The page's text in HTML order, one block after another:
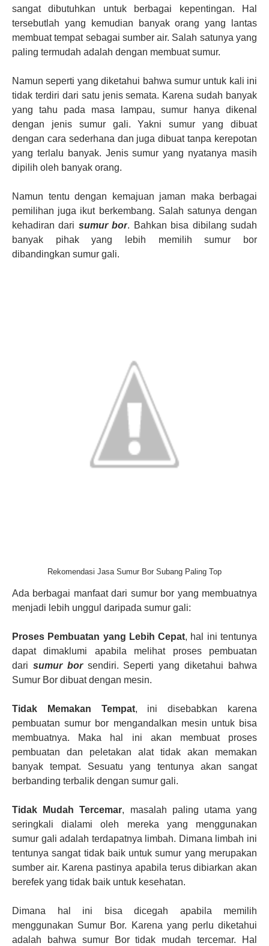
sangat dibutuhkan untuk berbagai kepentingan. Hal
tersebutlah yang kemudian banyak orang yang lantas
membuat tempat sebagai sumber air. Salah satunya yang
paling termudah adalah dengan membuat sumur.
Namun seperti yang diketahui bahwa sumur untuk kali ini
tidak terdiri dari satu jenis semata. Karena sudah banyak
yang tahu pada masa lampau, sumur hanya dikenal
dengan jenis sumur gali. Yakni sumur yang dibuat
dengan cara sederhana dan juga dibuat tanpa kerepotan
yang terlalu banyak. Jenis sumur yang nyatanya masih
dipilih oleh banyak orang.
Namun tentu dengan kemajuan jaman maka berbagai
pemilihan juga ikut berkembang. Salah satunya dengan
kehadiran dari sumur bor. Bahkan bisa dibilang sudah
banyak pihak yang lebih memilih sumur bor
dibandingkan sumur gali.
Rekomendasi Jasa Sumur Bor Subang Paling Top
Ada berbagai manfaat dari sumur bor yang membuatnya
menjadi lebih unggul daripada sumur gali:
Proses Pembuatan yang Lebih Cepat, hal ini tentunya
dapat dimaklumi apabila melihat proses pembuatan
dari sumur bor sendiri. Seperti yang diketahui bahwa
Sumur Bor dibuat dengan mesin.
Tidak Memakan Tempat, ini disebabkan karena
pembuatan sumur bor mengandalkan mesin untuk bisa
membuatnya. Maka hal ini akan membuat proses
pembuatan dan peletakan alat tidak akan memakan
banyak tempat. Sesuatu yang tentunya akan sangat
berbanding terbalik dengan sumur gali.
Tidak Mudah Tercemar, masalah paling utama yang
seringkali dialami oleh mereka yang menggunakan
sumur gali adalah terdapatnya limbah. Dimana limbah ini
tentunya sangat tidak baik untuk sumur yang merupakan
sumber air. Karena pastinya apabila terus dibiarkan akan
berefek yang tidak baik untuk kesehatan.
Dimana hal ini bisa dicegah apabila memilih
menggunakan Sumur Bor. Karena yang perlu diketahui
adalah bahwa sumur Bor tidak mudah tercemar. Hal